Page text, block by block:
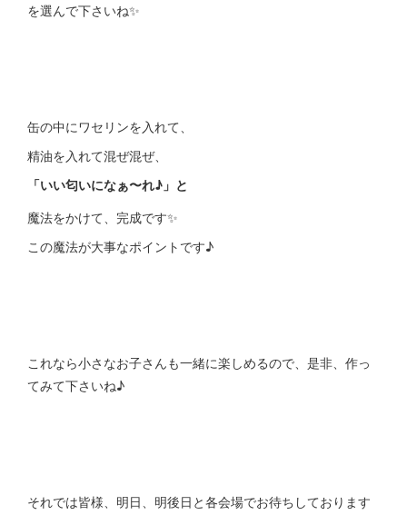
を選んで下さいね✨
缶の中にワセリンを入れて、
精油を入れて混ぜ混ぜ、
「いい匂いになぁ〜れ♪」と
魔法をかけて、完成です✨
この魔法が大事なポイントです♪
これなら小さなお子さんも一緒に楽しめるので、是非、作っ
てみて下さいね♪
それでは皆様、明日、明後日と各会場でお待ちしております